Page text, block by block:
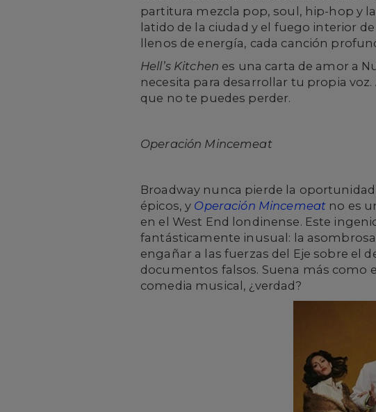
partitura mezcla pop, soul, hip-hop y
latido de la ciudad y el fuego interior
llenos de energía, cada canción
Hell’s Kitchen es una carta de amor a
necesita para desarrollar tu propia
que no te puedes perder.
Operación Mincemeat
Broadway nunca pierde la
épicos, y Operación Mincemeat no es
en el West End londinense. Este
fantásticamente inusual: la
engañar a las fuerzas del Eje sobre el
documentos falsos. Suena más como
comedia musical, ¿verdad?